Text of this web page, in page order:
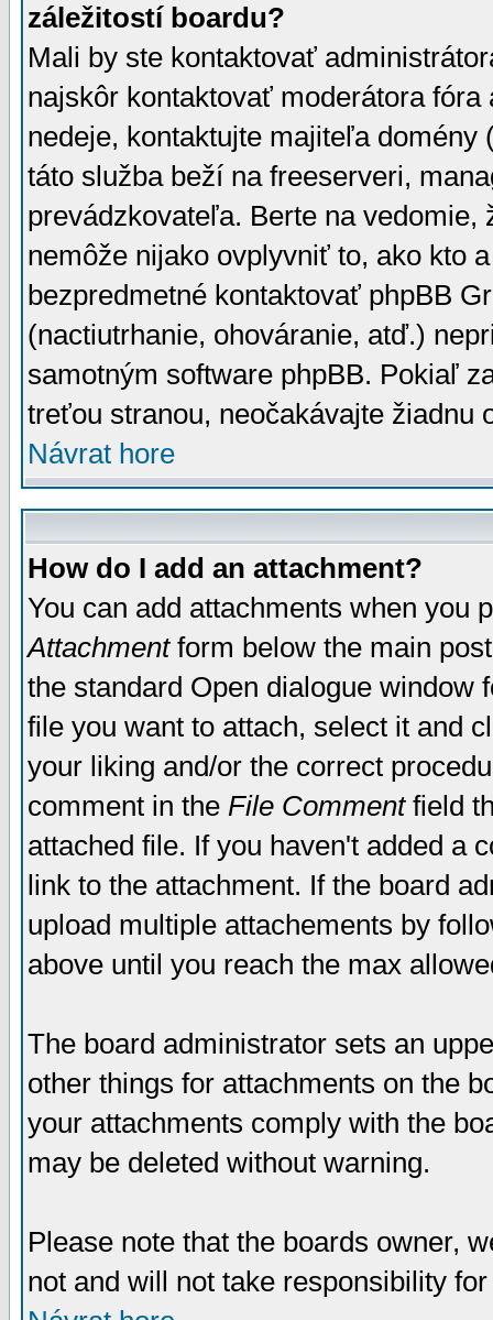
záležitostí boardu?
Mali by ste kontaktovať
najskôr kontaktovať moderátora
nedeje, kontaktujte majiteľa
táto služba beží na freeserveri,
prevádzkovateľa. Berte na
nemôže nijako ovplyvniť to, ako kto
bezpredmetné kontaktovať phpBB
(nactiutrhanie, ohováranie, atď.)
samotným software phpBB. Pokiaľ
treťou stranou, neočakávajte žiadnu
Návrat hore
How do I add an attachment?
You can add attachments when you
Attachmentform below the main
the standard Open dialogue window
file you want to attach, select it and
your liking and/or the correct
comment in the File Commentfield
attached file. If you haven't added a
link to the attachment. If the board
upload multiple attachements by
above until you reach the max
The board administrator sets an
other things for attachments on the
your attachments comply with the
may be deleted without warning.
Please note that the boards owner,
not and will not take responsibility